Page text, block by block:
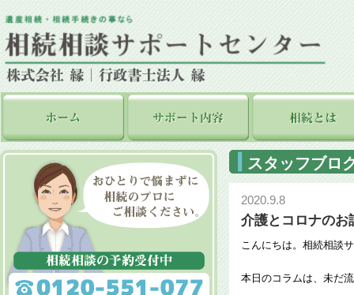
スタッフブロ
2020.9.8
介護とコロナのお
こんにちは。相続相談
本日のコラムは、未だ